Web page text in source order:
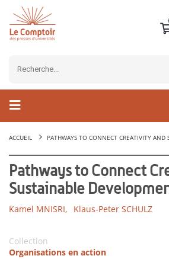
ACCUEIL PATHWAYS TO CONNECT CREATIVITY AND
Pathways to Connect
Sustainable
Kamel MNISRI, Klaus-Peter SCHULZ
Collection
Organisations en action